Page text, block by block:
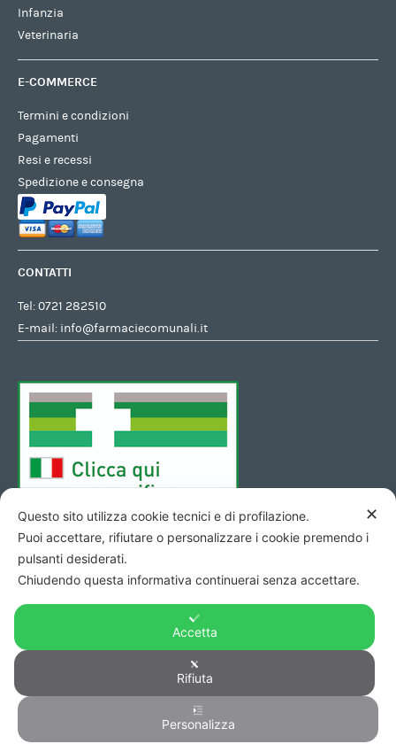
Infanzia
Veterinaria
E-COMMERCE
Termini e condizioni
Pagamenti
Resi e recessi
Spedizione e consegna
CONTATTI
Tel:0721 282510
E-mail: info@farmaciecomunali.it
Copyright © 2026 - Codice Fiscale/Partita Iva 01423690419 R.E.A.
di Pesaro n. 140952 -
✕
Questo sito utilizza cookie tecnici e di profilazione.
Puoi accettare, rifiutare o personalizzare i cookie premendo i
pulsanti desiderati.
Chiudendo questa informativa continuerai senza accettare.
Accetta
Rifiuta
Personalizza